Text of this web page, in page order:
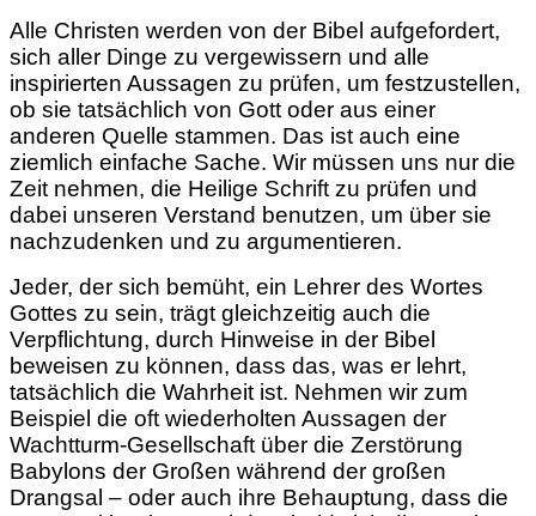
Alle Christen werden von der Bibel aufgefordert,
sich aller Dinge zu vergewissern und alle
inspirierten Aussagen zu prüfen, um festzustellen,
ob sie tatsächlich von Gott oder aus einer
anderen Quelle stammen. Das ist auch eine
ziemlich einfache Sache. Wir müssen uns nur die
Zeit nehmen, die Heilige Schrift zu prüfen und
dabei unseren Verstand benutzen, um über sie
nachzudenken und zu argumentieren.
Jeder, der sich bemüht, ein Lehrer des Wortes
Gottes zu sein, trägt gleichzeitig auch die
Verpflichtung, durch Hinweise in der Bibel
beweisen zu können, dass das, was er lehrt,
tatsächlich die Wahrheit ist. Nehmen wir zum
Beispiel die oft wiederholten Aussagen der
Wachtturm-Gesellschaft über die Zerstörung
Babylons der Großen während der großen
Drangsal – oder auch ihre Behauptung, dass die